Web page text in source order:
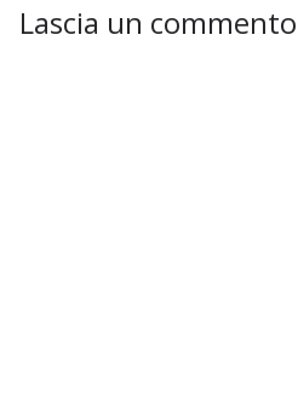
Lascia un commento